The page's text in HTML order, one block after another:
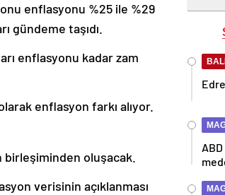
enflasyonu %25 ile %29
gündeme taşıdı.
enflasyonu kadar zam
enflasyon farkı alıyor.
birleşiminden oluşacak.
verisinin açıklanması